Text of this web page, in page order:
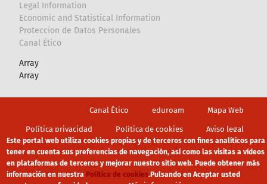
Legal Information
Economic and Statistical Information
Proteccion de Datos Personales
Canal Ético
Array
Array
Canal Ético eduroam Mapa Web
Política privacidad Política de cookies Aviso legal
Este portal web utiliza cookies propias y de terceros con fines analíticos para
tener en cuenta sus preferencias de navegación, así como las visitas a vídeos
en plataformas de terceros y mejorar nuestro sitio web. Puede obtener más
información en nuestra Política de cookies.Pulsando en Aceptar usted